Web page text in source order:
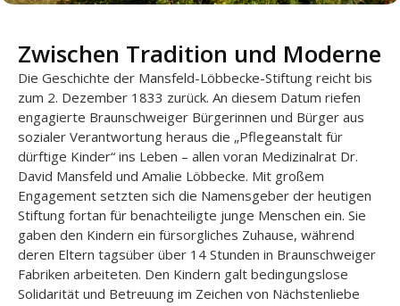
ti
t
u
n
g
L
e
i
s
t
u
n
Zwischen Tradition und Moderne
Die Geschichte der Mansfeld-Löbbecke-Stiftung reicht bis
zum 2. Dezember 1833 zurück. An diesem Datum riefen
engagierte Braunschweiger Bürgerinnen und Bürger aus
sozialer Verantwortung heraus die „Pflegeanstalt für
dürftige Kinder“ ins Leben – allen voran Medizinalrat Dr.
David Mansfeld und Amalie Löbbecke. Mit großem
Engagement setzten sich die Namensgeber der heutigen
Stiftung fortan für benachteiligte junge Menschen ein. Sie
gaben den Kindern ein fürsorgliches Zuhause, während
deren Eltern tagsüber über 14 Stunden in Braunschweiger
Fabriken arbeiteten. Den Kindern galt bedingungslose
Solidarität und Betreuung im Zeichen von Nächstenliebe